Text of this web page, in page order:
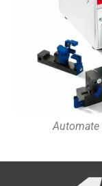
Automate